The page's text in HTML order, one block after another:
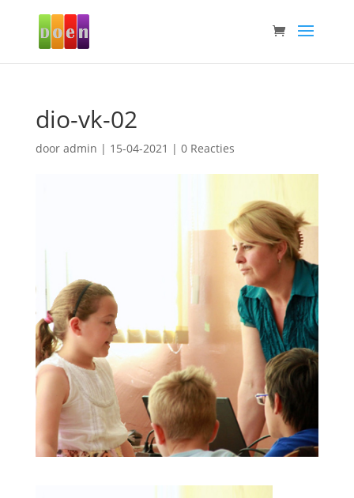
dio-vk-02
door admin | 15-04-2021 | 0 Reacties